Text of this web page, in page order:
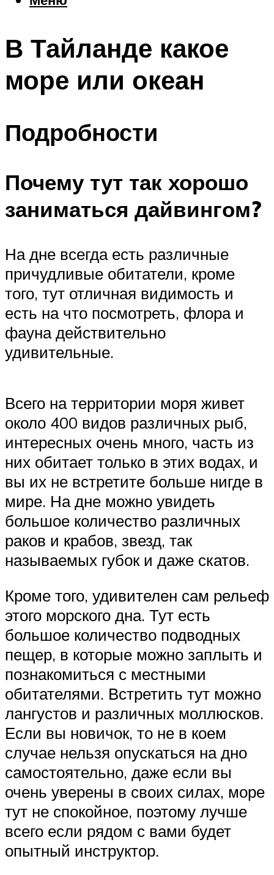
Шоппинг
В Тайланде какое
море или океан
Подробности
Почему тут так хорошо
заниматься дайвингом?
На дне всегда есть различные
причудливые обитатели, кроме
того, тут отличная видимость и
есть на что посмотреть, флора и
фауна действительно
удивительные.
Всего на территории моря живет
около 400 видов различных рыб,
интересных очень много, часть из
них обитает только в этих водах, и
вы их не встретите больше нигде в
мире. На дне можно увидеть
большое количество различных
раков и крабов, звезд, так
называемых губок и даже скатов.
Кроме того, удивителен сам рельеф
этого морского дна. Тут есть
большое количество подводных
пещер, в которые можно заплыть и
познакомиться с местными
обитателями. Встретить тут можно
лангустов и различных моллюсков.
Если вы новичок, то не в коем
случае нельзя опускаться на дно
самостоятельно, даже если вы
очень уверены в своих силах, море
тут не спокойное, поэтому лучше
всего если рядом с вами будет
опытный инструктор.